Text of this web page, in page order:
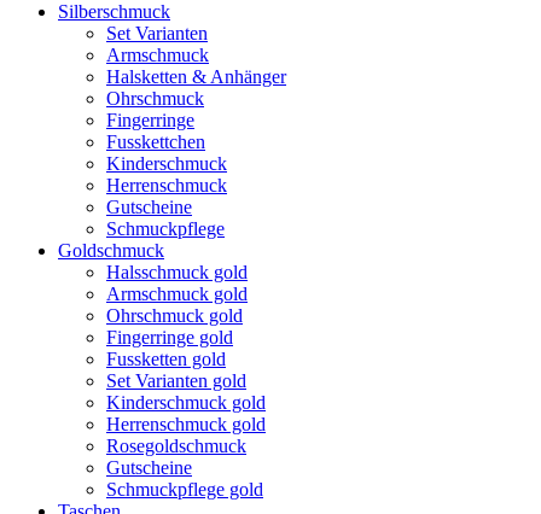
Silberschmuck
Set Varianten
Armschmuck
Halsketten & Anhänger
Ohrschmuck
Fingerringe
Fusskettchen
Kinderschmuck
Herrenschmuck
Gutscheine
Schmuckpflege
Goldschmuck
Halsschmuck gold
Armschmuck gold
Ohrschmuck gold
Fingerringe gold
Fussketten gold
Set Varianten gold
Kinderschmuck gold
Herrenschmuck gold
Rosegoldschmuck
Gutscheine
Schmuckpflege gold